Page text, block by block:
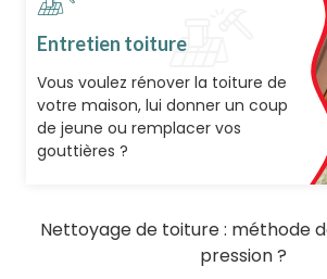
Entretien toiture
Vous voulez rénover la toiture de
votre maison, lui donner un coup
de jeune ou remplacer vos
gouttières ?
Nettoyage de toiture : méthode
pression ?